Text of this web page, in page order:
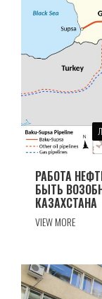
РАБОТА
БЫТЬ
КАЗАХСТАНА
VIEW MORE